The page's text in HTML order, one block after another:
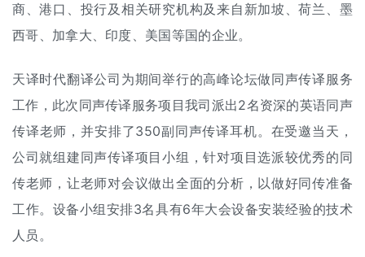
商、港口、投行及相关研究机构及来自新加坡、荷兰、墨
西哥、加拿大、印度、美国等国的企业。
天译时代翻译公司 为期间举行的高峰论坛做同声传译服务
工作，此次同声传译服务项目我司派出2名资深的英语同声
传译老师，并安排了350副同声传译耳机。在受邀当天，
公司就组建同声传译项目小组，针对项目选派较优秀的同
传老师，让老师对会议做出全面的分析，以做好同传准备
工作。设备小组安排3名具有6年大会设备安装经验的技术
人员。